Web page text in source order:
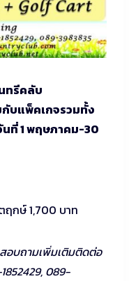
ทรีคลับ
บแพ็คเกจรวมทั้ง
ที่ 1 พฤษภาคม-30
ฤกษ์ 1,700 บาท
อบถามเพิ่มเติมติดต่อ
089-